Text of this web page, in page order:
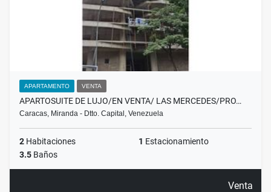
APARTAMENTO VENTA
APARTOSUITE DE LUJO/EN VENTA/ LAS MERCEDES/PRO…
Caracas, Miranda - Dtto. Capital, Venezuela
2 Habitaciones 1 Estacionamiento
3.5 Baños
Venta